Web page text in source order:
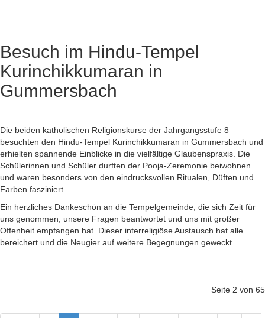
Besuch im Hindu-Tempel
Kurinchikkumaran in
Gummersbach
Die beiden katholischen Religionskurse der Jahrgangsstufe 8
besuchten den Hindu-Tempel Kurinchikkumaran in Gummersbach und
erhielten spannende Einblicke in die vielfältige Glaubenspraxis. Die
Schülerinnen und Schüler durften der Pooja-Zeremonie beiwohnen
und waren besonders von den eindrucksvollen Ritualen, Düften und
Farben fasziniert.
Ein herzliches Dankeschön an die Tempelgemeinde, die sich Zeit für
uns genommen, unsere Fragen beantwortet und uns mit großer
Offenheit empfangen hat. Dieser interreligiöse Austausch hat alle
bereichert und die Neugier auf weitere Begegnungen geweckt.
Seite 2 von 65